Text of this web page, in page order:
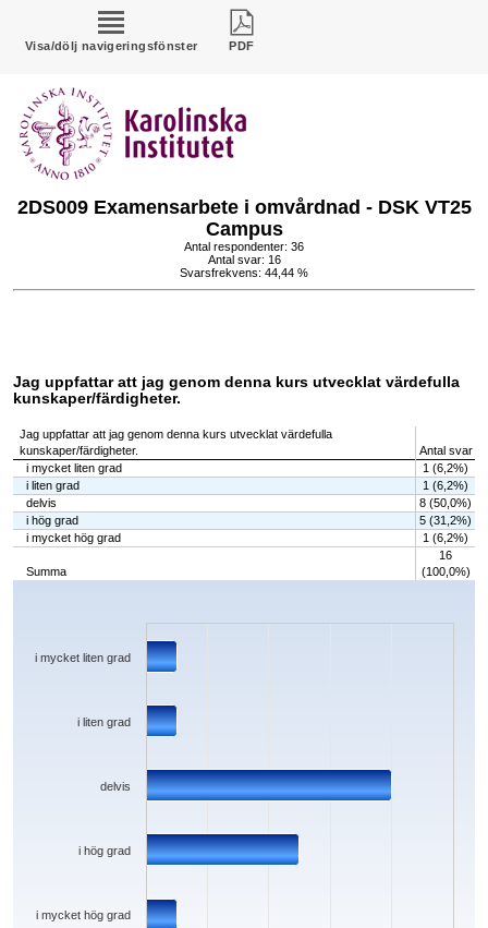
Visa/dölj navigeringsfönster PDF
2DS009 Examensarbete i omvårdnad - DSK VT25
Campus
Antal respondenter: 36
Antal svar: 16
Svarsfrekvens: 44,44 %
Jag uppfattar att jag genom denna kurs utvecklat värdefulla
kunskaper/färdigheter.
Jag uppfattar att jag genom denna kurs utvecklat värdefulla
kunskaper/färdigheter.
Antal svar
i mycket liten grad
1 (6,2%)
i liten grad
1 (6,2%)
delvis
8 (50,0%)
i hög grad
5 (31,2%)
i mycket hög grad
1 (6,2%)
Summa
16
(100,0%)
Chart
The chart has 1 X axis displaying categories.
The chart has 1 Y axis displaying values. Data ranges from 1 to 8.
i mycket hög grad
i hög grad
delvis
i liten grad
i mycket liten grad